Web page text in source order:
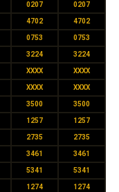
0207 0207
4702 4702
0753 0753
3224 3224
XXXX XXXX
XXXX XXXX
3500 3500
1257 1257
2735 2735
3461 3461
5341 5341
1274 1274